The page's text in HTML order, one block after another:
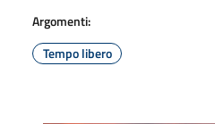
Argomenti:
Tempo libero